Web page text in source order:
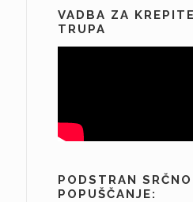
VADBA ZA
TRUPA
PODSTRAN SRČNO
POPUŠČANJE: